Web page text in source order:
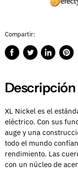
Compartir:
CompartirPublicarCompartir
Descripción
XL Nickel es el
eléctrico. Con sus
auge y una
todo el mundo
rendimiento. Las
con un núcleo de